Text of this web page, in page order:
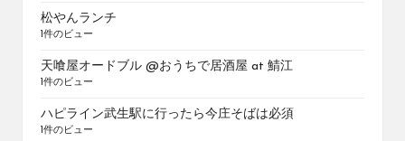
松やんランチ
1件のビュー
天喰屋オードブル @おうちで居酒屋 at 鯖江
1件のビュー
ハピライン武生駅に行ったら今庄そばは必須
1件のビュー